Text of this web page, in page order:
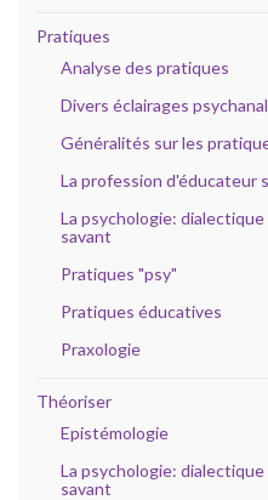
Pratiques
Analyse des pratiques
Divers éclairages
Généralités sur les
La profession d'éducateur
La psychologie:
savant
Pratiques "psy"
Pratiques éducatives
Praxologie
Théoriser
Epistémologie
La psychologie:
savant